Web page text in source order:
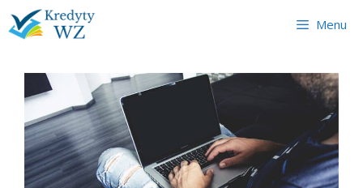
Skip
to
Menu